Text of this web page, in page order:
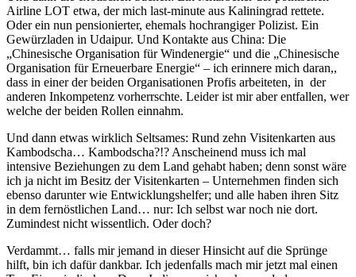
Airline LOT etwa, der mich last-minute aus Kaliningrad rettete.
Oder ein nun pensionierter, ehemals hochrangiger Polizist. Ein
Gewürzladen in Udaipur. Und Kontakte aus China: Die
„Chinesische Organisation für Windenergie“ und die „Chinesische
Organisation für Erneuerbare Energie“ – ich erinnere mich daran,,
dass in einer der beiden Organisationen Profis arbeiteten, in der
anderen Inkompetenz vorherrschte. Leider ist mir aber entfallen, wer
welche der beiden Rollen einnahm.
Und dann etwas wirklich Seltsames: Rund zehn Visitenkarten aus
Kambodscha… Kambodscha?!? Anscheinend muss ich mal
intensive Beziehungen zu dem Land gehabt haben; denn sonst wäre
ich ja nicht im Besitz der Visitenkarten – Unternehmen finden sich
ebenso darunter wie Entwicklungshelfer; und alle haben ihren Sitz
in dem fernöstlichen Land… nur: Ich selbst war noch nie dort.
Zumindest nicht wissentlich. Oder doch?
Verdammt… falls mir jemand in dieser Hinsicht auf die Sprünge
hilft, bin ich dafür dankbar. Ich jedenfalls mach mir jetzt mal einen